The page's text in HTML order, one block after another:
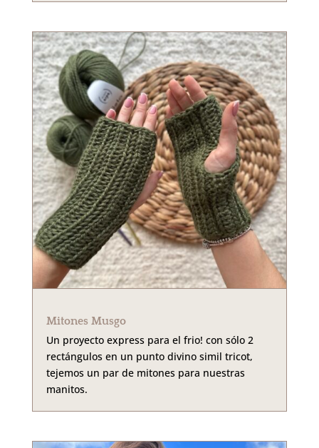
Mitones Musgo
Un proyecto express para el frio! con sólo 2
rectángulos en un punto divino simil tricot,
tejemos un par de mitones para nuestras
manitos.